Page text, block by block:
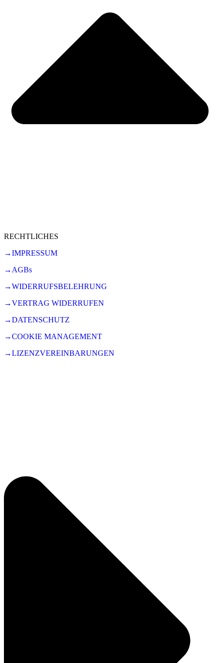
RECHTLICHES
→IMPRESSUM
→AGBs
→WIDERRUFSBELEHRUNG
→VERTRAG WIDERRUFEN
→DATENSCHUTZ
→COOKIE MANAGEMENT
→LIZENZVEREINBARUNGEN